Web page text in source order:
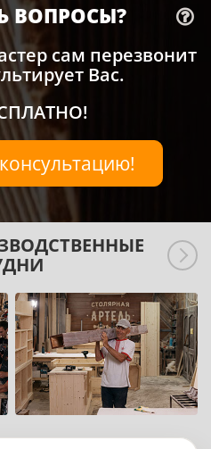
ВОПРОСЫ?
сам перезвонит
Вас.